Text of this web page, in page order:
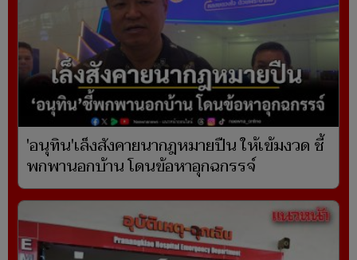
'อนุทิน'เล็งสังคายนากฎหมายปืน ให้เข้มงวด ชี้
พกพานอกบ้าน โดนข้อหาอุกฉกรรจ์